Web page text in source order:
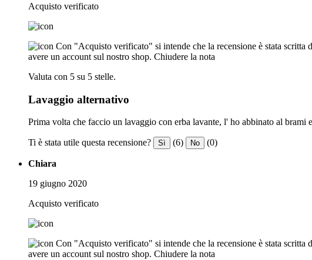
Acquisto verificato
Con "Acquisto verificato" si intende che la recensione è stata scritta
avere un account sul nostro shop. Chiudere la nota
Valuta con 5 su 5 stelle.
Lavaggio alternativo
Prima volta che faccio un lavaggio con erba lavante, l' ho abbinato al brami
Ti è stata utile questa recensione? Sì (6) No (0)
Chiara
19 giugno 2020
Acquisto verificato
Con "Acquisto verificato" si intende che la recensione è stata scritta
avere un account sul nostro shop. Chiudere la nota